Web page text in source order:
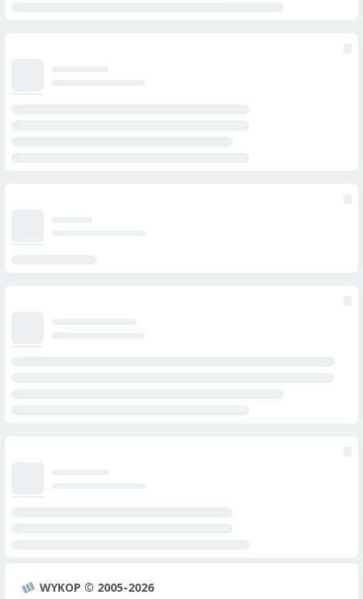
WYKOP © 2005-2026